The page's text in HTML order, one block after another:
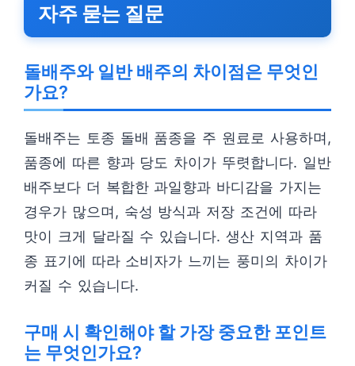
자주 묻는 질문
돌배주와 일반 배주의 차이점은 무엇인
가요?
돌배주는 토종 돌배 품종을 주 원료로 사용하며,
품종에 따른 향과 당도 차이가 뚜렷합니다. 일반
배주보다 더 복합한 과일향과 바디감을 가지는
경우가 많으며, 숙성 방식과 저장 조건에 따라
맛이 크게 달라질 수 있습니다. 생산 지역과 품
종 표기에 따라 소비자가 느끼는 풍미의 차이가
커질 수 있습니다.
구매 시 확인해야 할 가장 중요한 포인트
는 무엇인가요?